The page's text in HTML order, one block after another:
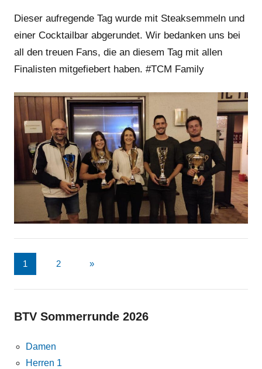
Dieser aufregende Tag wurde mit Steaksemmeln und
einer Cocktailbar abgerundet. Wir bedanken uns bei
all den treuen Fans, die an diesem Tag mit allen
Finalisten mitgefiebert haben. #TCM Family
Seitennummerierung
der
Beiträge
1 2
Nächste
»
BTV Sommerrunde 2026
Damen
Herren 1